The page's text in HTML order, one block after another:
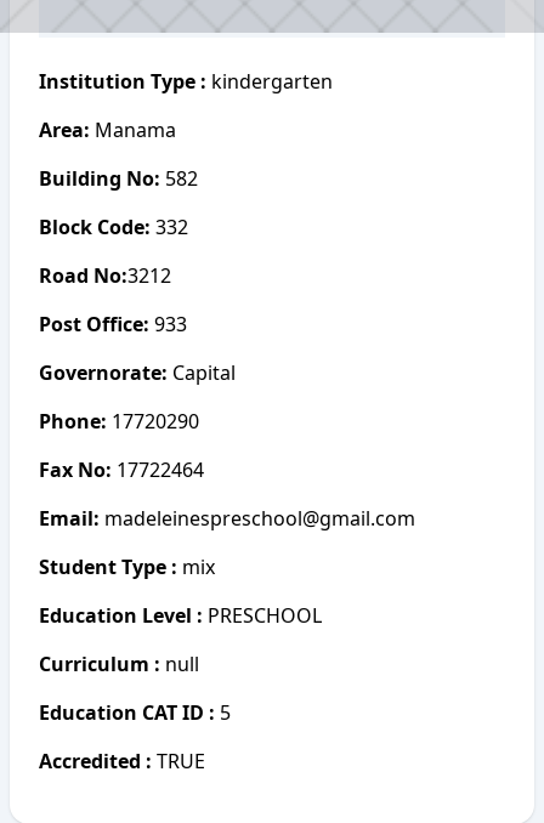
Institution Type : kindergarten
Area: Manama
Building No: 582
Block Code: 332
Road No:3212
Post Office: 933
Governorate: Capital
Phone: 17720290
Fax No: 17722464
Email: madeleinespreschool@gmail.com
Student Type : mix
Education Level : PRESCHOOL
Curriculum : null
Education CAT ID : 5
Accredited : TRUE